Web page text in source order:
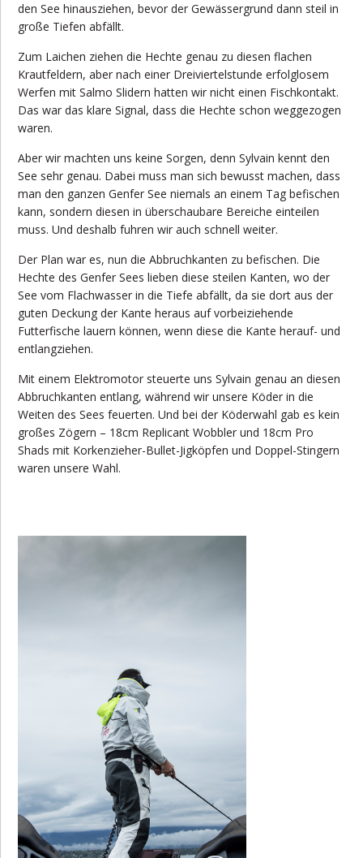
den See hinausziehen, bevor der Gewässergrund dann steil in
große Tiefen abfällt.
Zum Laichen ziehen die Hechte genau zu diesen flachen
Krautfeldern, aber nach einer Dreiviertelstunde erfolglosem
Werfen mit Salmo Slidern hatten wir nicht einen Fischkontakt.
Das war das klare Signal, dass die Hechte schon weggezogen
waren.
Aber wir machten uns keine Sorgen, denn Sylvain kennt den
See sehr genau. Dabei muss man sich bewusst machen, dass
man den ganzen Genfer See niemals an einem Tag befischen
kann, sondern diesen in überschaubare Bereiche einteilen
muss. Und deshalb fuhren wir auch schnell weiter.
Der Plan war es, nun die Abbruchkanten zu befischen. Die
Hechte des Genfer Sees lieben diese steilen Kanten, wo der
See vom Flachwasser in die Tiefe abfällt, da sie dort aus der
guten Deckung der Kante heraus auf vorbeiziehende
Futterfische lauern können, wenn diese die Kante herauf- und
entlangziehen.
Mit einem Elektromotor steuerte uns Sylvain genau an diesen
Abbruchkanten entlang, während wir unsere Köder in die
Weiten des Sees feuerten. Und bei der Köderwahl gab es kein
großes Zögern – 18cm Replicant Wobbler und 18cm Pro
Shads mit Korkenzieher-Bullet-Jigköpfen und Doppel-Stingern
waren unsere Wahl.